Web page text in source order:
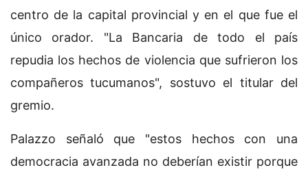
centro de la capital provincial y en el que fue el
único orador. "La Bancaria de todo el país
repudia los hechos de violencia que sufrieron los
compañeros tucumanos", sostuvo el titular del
gremio.
Palazzo señaló que "estos hechos con una
democracia avanzada no deberían existir porque